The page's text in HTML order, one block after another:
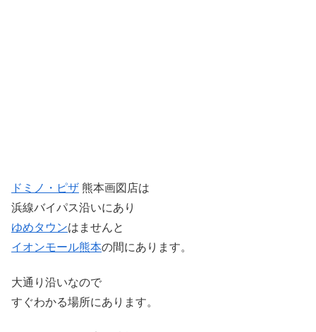
ドミノ・ピザ 熊本画図店は
浜線バイパス沿いにあり
ゆめタウンはませんと
イオンモール熊本の間にあります。
大通り沿いなので
すぐわかる場所にあります。